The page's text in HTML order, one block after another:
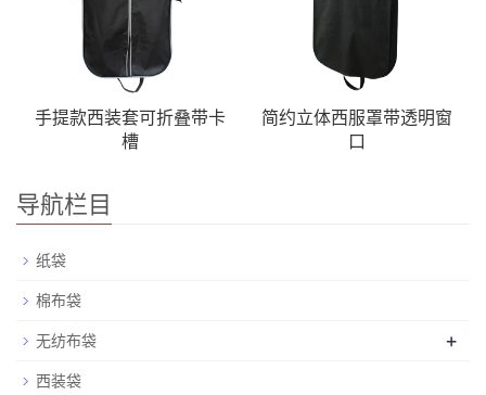
手提款西装套可折叠带卡
槽
简约立体西服罩带透明窗
口
导航栏目
纸袋
棉布袋
无纺布袋
+
西装袋